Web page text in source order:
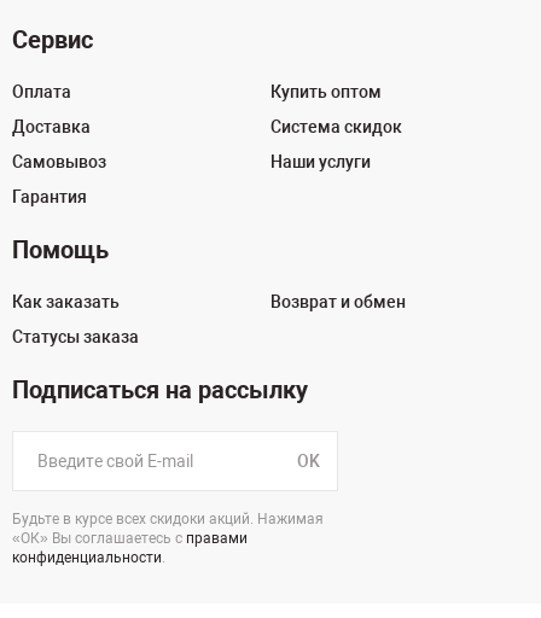
Сервис
Оплата
Доставка
Самовывоз
Гарантия
Купить оптом
Система скидок
Наши услуги
Помощь
Как заказать
Статусы заказа
Возврат и обмен
Подписаться на рассылку
OK
Будьте в курсе всех скидоки акций. Нажимая
«ОК» Вы соглашаетесь с правами
конфиденциальности.